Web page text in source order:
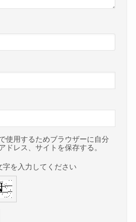
使用するためブラウザーに自分
ドレス、サイトを保存する。
字を入力してください